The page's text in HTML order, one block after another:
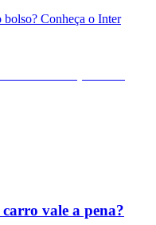
bolso? Conheça o Inter
vale a pena?